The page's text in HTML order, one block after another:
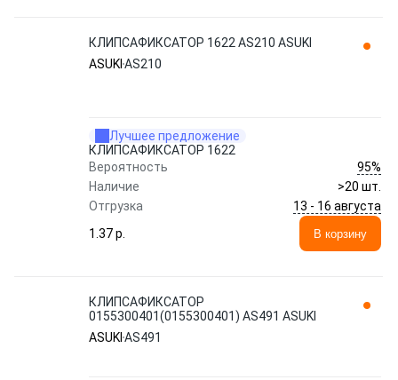
КЛИПСАФИКСАТОР 1622 AS210 ASUKI
ASUKI AS210
Лучшее предложение
КЛИПСАФИКСАТОР 1622
Вероятность
95%
Наличие
>20 шт.
Отгрузка
13 - 16 августа
1.37 p.
В корзину
КЛИПСАФИКСАТОР
0155300401(0155300401) AS491 ASUKI
ASUKI AS491